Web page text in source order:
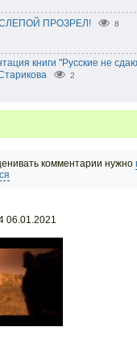
ПРОЗРЕЛ! 8
книги "Русские не
2
комментарии нужно
06.01.2021